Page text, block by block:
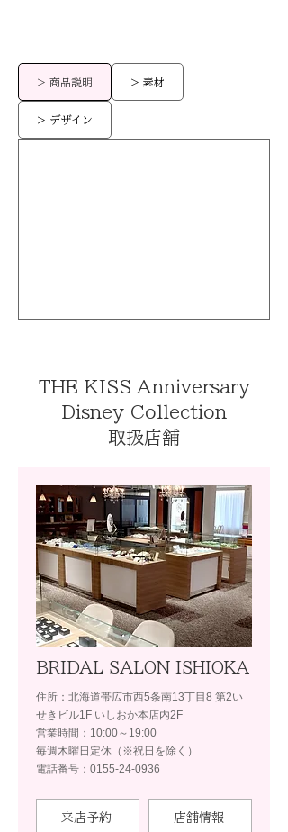
> 商品説明 > 素材
> デザイン
THE KISS Anniversary
Disney Collection
取扱店舗
BRIDAL SALON ISHIOKA
住所：北海道帯広市西5条南13丁目8 第2い
せきビル1F いしおか本店内2F
営業時間：10:00～19:00
毎週木曜日定休（※祝日を除く）
電話番号：0155-24-0936
来店予約 店舗情報